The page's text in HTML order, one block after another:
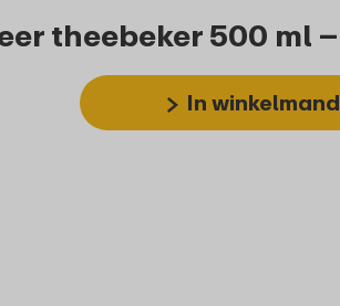
theebeker 500 ml
In winkelmand